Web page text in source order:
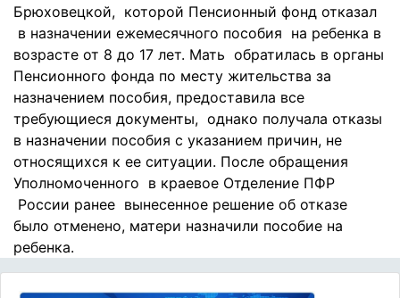
Брюховецкой, которой Пенсионный фонд отказал
в назначении ежемесячного пособия на ребенка в
возрасте от 8 до 17 лет. Мать обратилась в органы
Пенсионного фонда по месту жительства за
назначением пособия, предоставила все
требующиеся документы, однако получала отказы
в назначении пособия с указанием причин, не
относящихся к ее ситуации. После обращения
Уполномоченного в краевое Отделение ПФР
России ранее вынесенное решение об отказе
было отменено, матери назначили пособие на
ребенка.